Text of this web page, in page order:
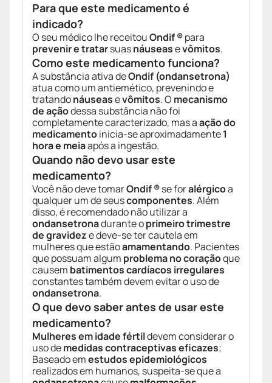
Para que este medicamento é
indicado?
O seu médico lhe receitouOndif ®para
prevenir e tratarsuasnáuseasevômitos.
Como este medicamento funciona?
A substância ativa deOndif (ondansetrona)
atua como um antiemético, prevenindo e
tratandonáuseasevômitos. O mecanismo
de açãodessa substância não foi
completamente caracterizado, mas aação do
medicamentoinicia-se aproximadamente1
hora e meiaapós a ingestão.
Quando não devo usar este
medicamento?
Você não deve tomarOndif ®se foralérgicoa
qualquer um de seuscomponentes. Além
disso, é recomendado não utilizar a
ondansetronadurante oprimeiro trimestre
de gravideze deve-se ter cautela em
mulheres que estãoamamentando. Pacientes
que possuam algum problema no coraçãoque
causem batimentos cardíacos irregulares
constantes também devem evitar o uso de
ondansetrona.
O que devo saber antes de usar este
medicamento?
Mulheres em idade fértildevem considerar o
uso demedidas contraceptivas eficazes;
Baseado emestudos epidemiológicos
realizados em humanos, suspeita-se que a